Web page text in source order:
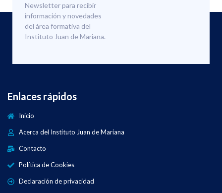
Newsletter para recibir
información y novedades
del área formativa del
Instituto Juan de Mariana.
Enlaces rápidos
Inicio
Acerca del Instituto Juan de Mariana
Contacto
Política de Cookies
Declaración de privacidad